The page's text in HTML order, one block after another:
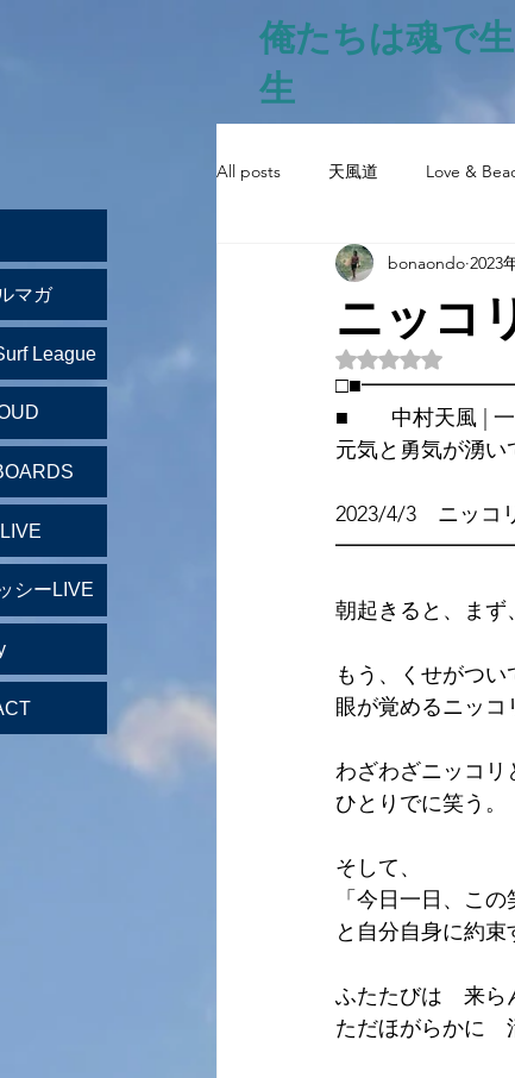
俺たちは魂で
生
All posts 天風道 Love &
ニッコ
bonaondo 2023
5つ星のうち
■　　中村天風 |
元気と勇気が湧い
2023/4/3　ニッコ
朝起きると、まず
もう、くせがつい
眼が覚めるニッコ
わざわざニッコリ
ひとりでに笑う。
そして、
「今日一日、こ
と自分自身に約束
ふたたびは　来ら
ただほがらかに　
マガ
League
シーLIVE